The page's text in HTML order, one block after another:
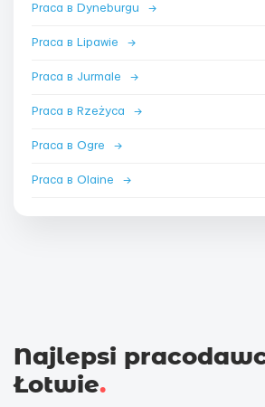
Praca в Dyneburgu →
Praca в Lipawie →
Praca в Jurmale →
Praca в Rzeżyca →
Praca в Ogre →
Praca в Olaine →
Najlepsi
Łotwie.